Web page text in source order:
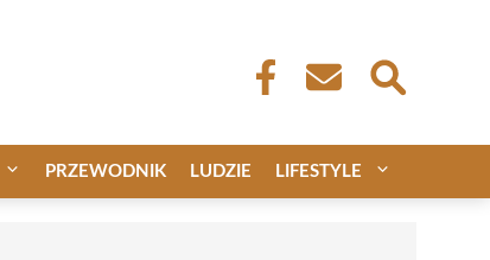
PRZEWODNIK LUDZIE LIFESTYLE